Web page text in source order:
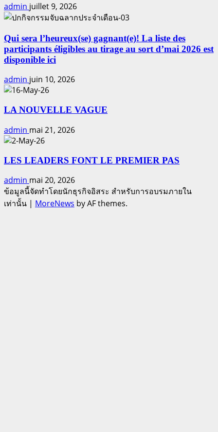
admin juillet 9, 2026
Qui sera l’heureux(se) gagnant(e)! La liste des
participants éligibles au tirage au sort d’mai 2026 est
disponible ici
admin juin 10, 2026
LA NOUVELLE VAGUE
admin mai 21, 2026
LES LEADERS FONT LE PREMIER PAS
admin mai 20, 2026
ข้อมูลนี้จัดทำโดยนักธุรกิจอิสระ สำหรับการอบรมภายใน
เท่านั้น | MoreNews by AF themes.